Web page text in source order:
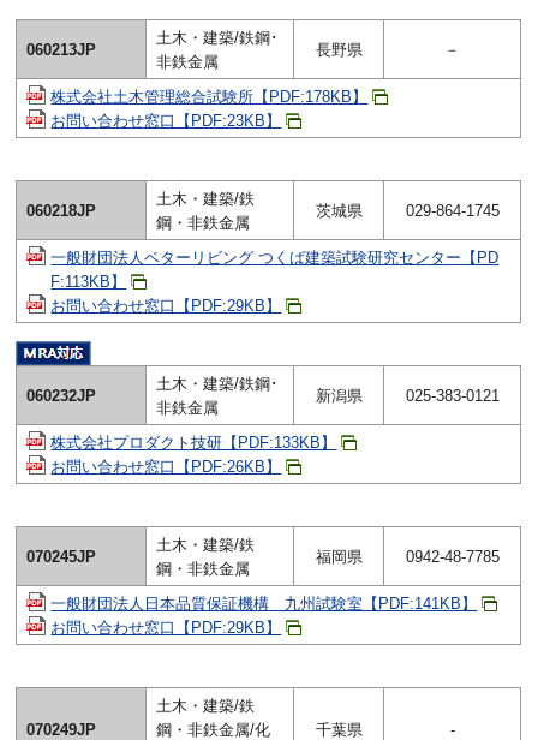
060213JP
土木・建築/鉄鋼･
非鉄金属
長野県 －
株式会社土木管理総合試験所【PDF:178KB】
お問い合わせ窓口【PDF:23KB】
060218JP
土木・建築/鉄
鋼・非鉄金属
茨城県 029-864-1745
一般財団法人ベターリビング つくば建築試験研究センター【PD
F:113KB】
お問い合わせ窓口【PDF:29KB】
060232JP
土木・建築/鉄鋼･
非鉄金属
新潟県 025-383-0121
株式会社プロダクト技研【PDF:133KB】
お問い合わせ窓口【PDF:26KB】
070245JP
土木・建築/鉄
鋼・非鉄金属
福岡県 0942-48-7785
一般財団法人日本品質保証機構 九州試験室【PDF:141KB】
お問い合わせ窓口【PDF:29KB】
070249JP
土木・建築/鉄
鋼・非鉄金属/化
千葉県 -